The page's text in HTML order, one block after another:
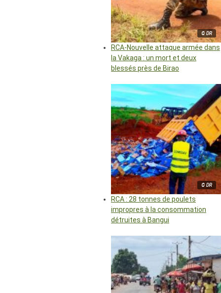
© DR
RCA-Nouvelle attaque armée dans
la Vakaga : un mort et deux
blessés près de Birao
© DR
RCA : 28 tonnes de poulets
impropres à la consommation
détruites à Bangui